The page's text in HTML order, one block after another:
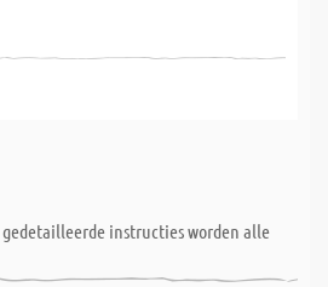
gedetailleerde instructies worden alle